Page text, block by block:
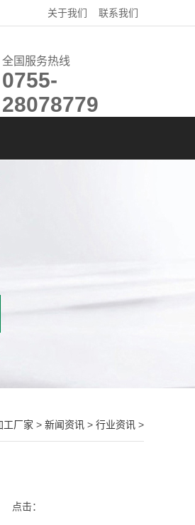
关于我们 联系我们
全国服务热线
0755-
28078779
工厂家 > 新闻资讯 > 行业资讯 >
点击：